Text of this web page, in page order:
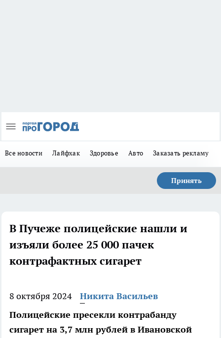
Все новости Лайфхак Здоровье Авто Заказать рекламу
Принять
В Пучеже полицейские нашли и
изъяли более 25 000 пачек
контрафактных сигарет
8 октября 2024
Никита Васильев
Полицейские пресекли контрабанду
сигарет на 3,7 млн рублей в Ивановской